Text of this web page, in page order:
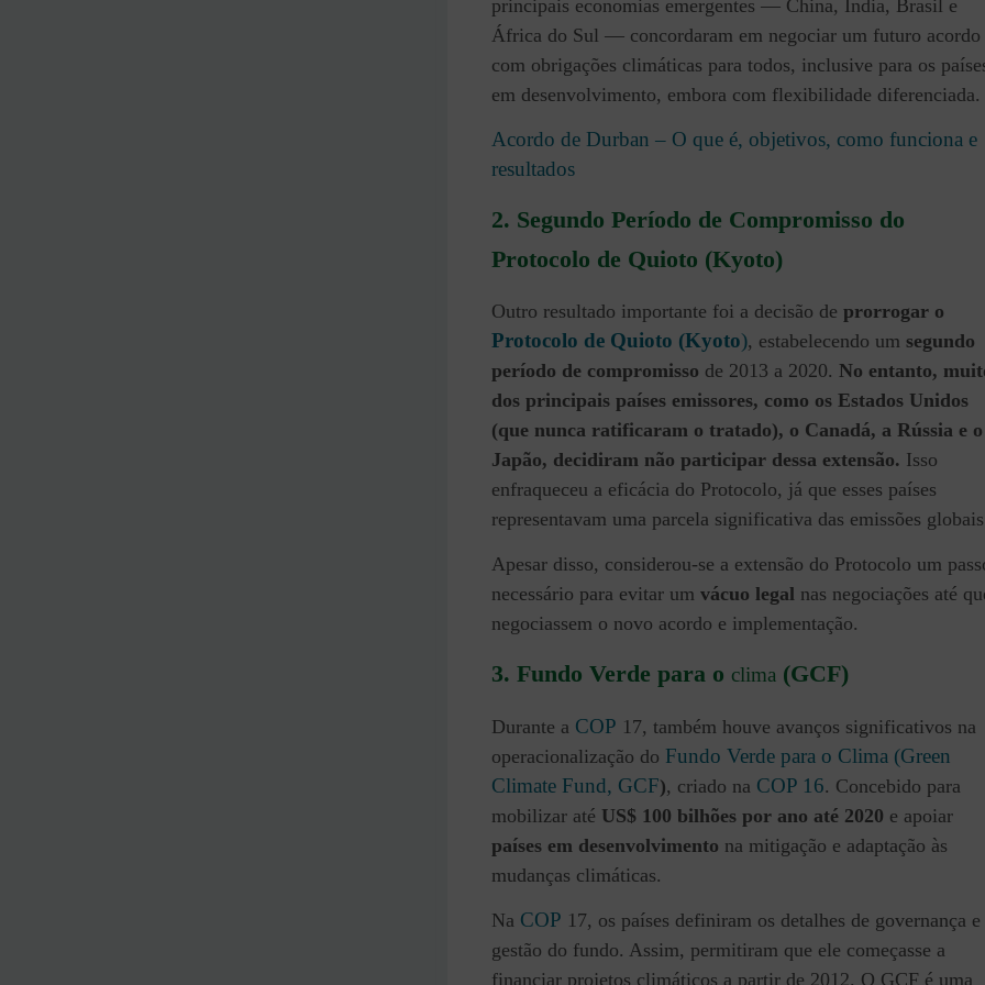
principais economias emergentes — China, Índia, Brasil e
África do Sul — concordaram em negociar um futuro acordo
com obrigações climáticas para todos, inclusive para os
em desenvolvimento, embora com flexibilidade diferenciada.
Acordo de Durban – O que é, objetivos, como funciona e
resultados
2. Segundo Período de Compromisso do
Protocolo de Quioto (Kyoto)
Outro resultado importante foi a decisão de prorrogar o
Protocolo de Quioto (Kyoto), estabelecendo um segundo
período de compromisso de 2013 a 2020. No entanto,
dos principais países emissores, como os Estados Unidos
(que nunca ratificaram o tratado), o Canadá, a Rússia e o
Japão, decidiram não participar dessa extensão. Isso
enfraqueceu a eficácia do Protocolo, já que esses países
representavam uma parcela significativa das emissões
Apesar disso, considerou-se a extensão do Protocolo um
necessário para evitar um vácuo legal nas negociações até
negociassem o novo acordo e implementação.
3. Fundo Verde para o clima (GCF)
Durante a COP 17, também houve avanços significativos na
operacionalização do Fundo Verde para o Clima (Green
Climate Fund, GCF), criado na COP 16. Concebido para
mobilizar até US$ 100 bilhões por ano até 2020 e apoiar
países em desenvolvimento na mitigação e adaptação às
mudanças climáticas.
Na COP 17, os países definiram os detalhes de governança e
gestão do fundo. Assim, permitiram que ele começasse a
financiar projetos climáticos a partir de 2012. O GCF é uma